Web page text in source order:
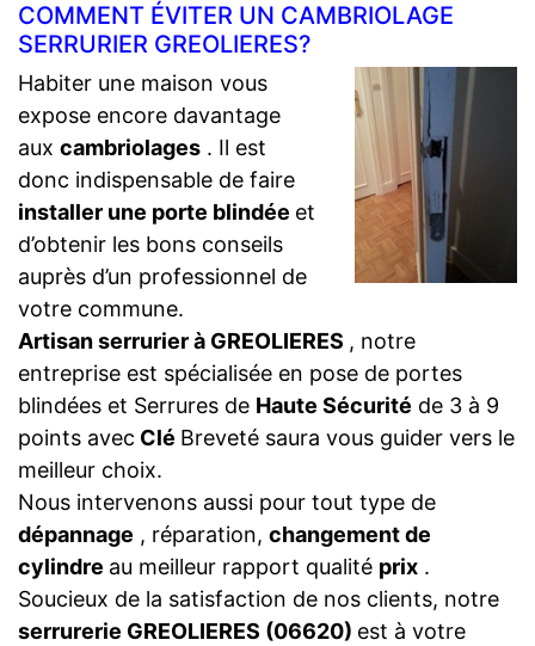
COMMENT ÉVITER UN CAMBRIOLAGE
SERRURIER GREOLIERES?
Habiter une maison vous
expose encore davantage
aux cambriolages . Il est
donc indispensable de faire
installer une porte blindée et
d’obtenir les bons conseils
auprès d’un professionnel de
votre commune.
Artisan serrurier à GREOLIERES , notre
entreprise est spécialisée en pose de portes
blindées et Serrures de Haute Sécurité de 3 à 9
points avec Clé Breveté saura vous guider vers le
meilleur choix.
Nous intervenons aussi pour tout type de
dépannage , réparation, changement de
cylindre au meilleur rapport qualité prix .
Soucieux de la satisfaction de nos clients, notre
serrurerie GREOLIERES (06620) est à votre